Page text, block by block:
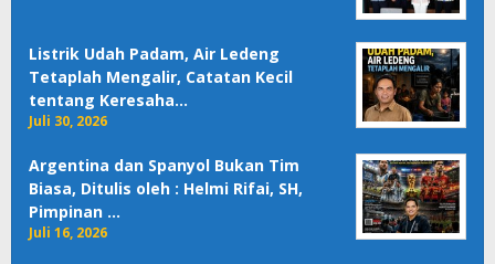
Listrik Udah Padam, Air Ledeng
Tetaplah Mengalir, Catatan Kecil
tentang Keresaha…
Juli 30, 2026
Argentina dan Spanyol Bukan Tim
Biasa, Ditulis oleh : Helmi Rifai, SH,
Pimpinan …
Juli 16, 2026